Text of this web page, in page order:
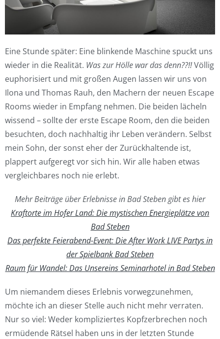
Eine Stunde später: Eine blinkende Maschine spuckt uns
wieder in die Realität. Was zur Hölle war das denn??!!Völlig
euphorisiert und mit großen Augen lassen wir uns von
Ilona und Thomas Rauh, den Machern der neuen Escape
Rooms wieder in Empfang nehmen. Die beiden lächeln
wissend – sollte der erste Escape Room, den die beiden
besuchten, doch nachhaltig ihr Leben verändern. Selbst
mein Sohn, der sonst eher der Zurückhaltende ist,
plappert aufgeregt vor sich hin. Wir alle haben etwas
vergleichbares noch nie erlebt.
Mehr Beiträge über Erlebnisse in Bad Steben gibt es hier
Kraftorte im Hofer Land: Die mystischen Energieplätze von
Bad Steben
Das perfekte Feierabend-Event: Die After Work LIVE Partys in
der Spielbank Bad Steben
Raum für Wandel: Das Unsereins Seminarhotel in Bad Steben
Um niemandem dieses Erlebnis vorwegzunehmen,
möchte ich an dieser Stelle auch nicht mehr verraten.
Nur so viel: Weder kompliziertes Kopfzerbrechen noch
ermüdende Rätsel haben uns in der letzten Stunde